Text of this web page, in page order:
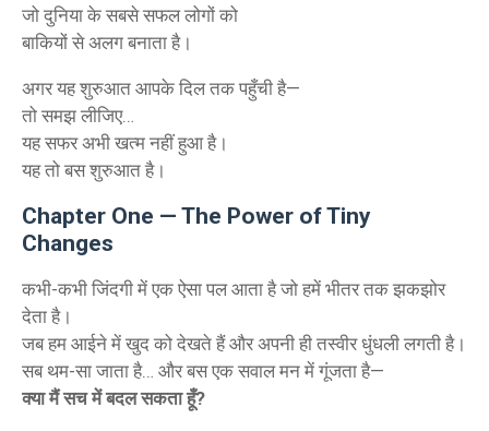
जो दुनिया के सबसे सफल लोगों को
बाकियों से अलग बनाता है।
अगर यह शुरुआत आपके दिल तक पहुँची है—
तो समझ लीजिए…
यह सफर अभी खत्म नहीं हुआ है।
यह तो बस शुरुआत है।
Chapter One — The Power of Tiny
Changes
कभी-कभी जिंदगी में एक ऐसा पल आता है जो हमें भीतर तक झकझोर
देता है।
जब हम आईने में खुद को देखते हैं और अपनी ही तस्वीर धुंधली लगती है।
सब थम-सा जाता है… और बस एक सवाल मन में गूंजता है—
क्या मैं सच में बदल सकता हूँ?